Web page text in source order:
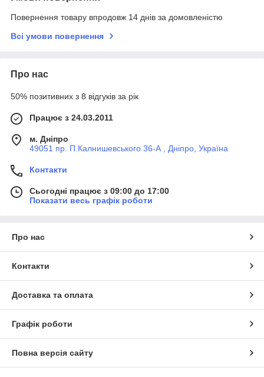
Повернення товару впродовж 14 днів за домовленістю
Всі умови повернення
Про нас
50% позитивних з 8 відгуків за рік
Працює з 24.03.2011
м. Дніпро
49051 пр. П.Калнишевського 36-А , Дніпро, Україна
Контакти
Сьогодні працює з 09:00 до 17:00
Показати весь графік роботи
Про нас
Контакти
Доставка та оплата
Графік роботи
Повна версія сайту